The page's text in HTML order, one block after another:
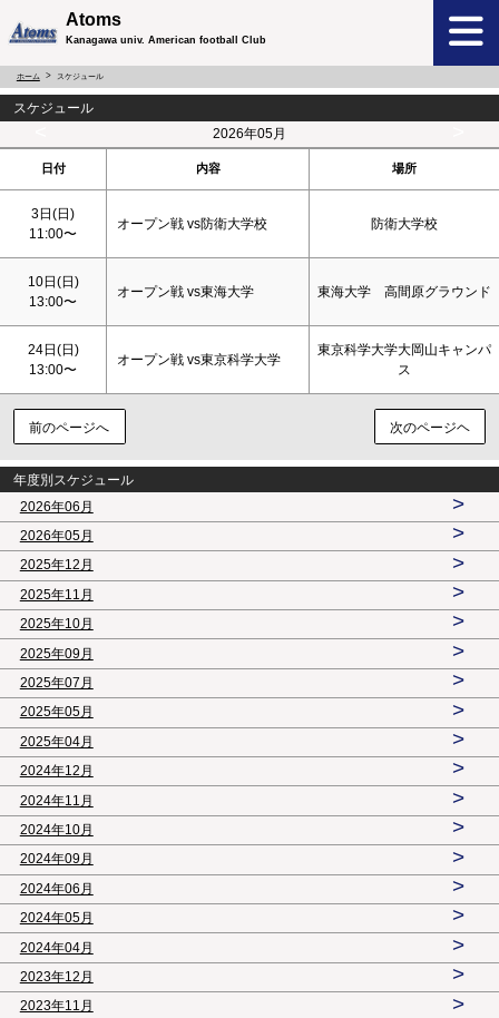
Atoms
Kanagawa univ. American football Club
ホーム スケジュール
スケジュール
2026年05月
日付 内容 場所
3日(日)
11:00〜
オープン戦 vs防衛大学校 防衛大学校
10日(日)
13:00〜
オープン戦 vs東海大学 東海大学 高間原グラウンド
24日(日)
13:00〜
オープン戦 vs東京科学大学
東京科学大学大岡山キャンパ
ス
前のページへ 次のページヘ
年度別スケジュール
2026年06月
>
2026年05月 >
2025年12月 >
2025年11月 >
2025年10月 >
2025年09月 >
2025年07月 >
2025年05月 >
2025年04月 >
2024年12月 >
2024年11月 >
2024年10月 >
2024年09月 >
2024年06月 >
2024年05月 >
2024年04月 >
2023年12月 >
2023年11月 >